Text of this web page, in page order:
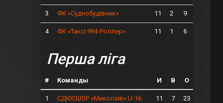
3 ФК «Суднобудівник» 11 2 9
4 ФК «Таксі 994-Роллер» 11 1 6
Перша ліга
# Команды И В О
1 СДЮСШОР «Миколаїв» U-16 11 7 23